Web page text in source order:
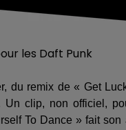
du remix de « Get
Un clip, non officiel,
To Dance » fait son